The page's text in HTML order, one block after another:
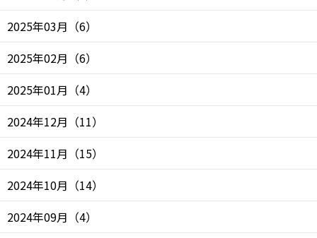
2025年03月 （6）
2025年02月 （6）
2025年01月 （4）
2024年12月 （11）
2024年11月 （15）
2024年10月 （14）
2024年09月 （4）